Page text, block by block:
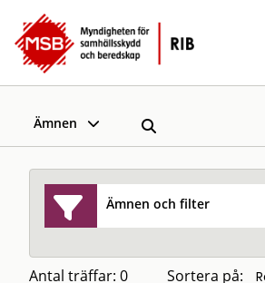
Ämnen
Ämnen och filter
Antal träffar: 0 Sortera på: